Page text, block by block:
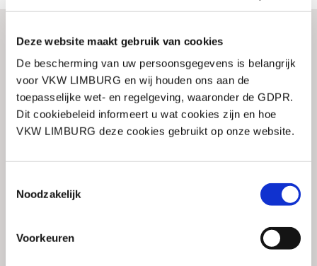
Deze website maakt gebruik van cookies
De bescherming van uw persoonsgegevens is belangrijk
voor VKW LIMBURG en wij houden ons aan de
toepasselijke wet- en regelgeving, waaronder de GDPR.
Dit cookiebeleid informeert u wat cookies zijn en hoe
VKW LIMBURG deze cookies gebruikt op onze website.
Noodzakelijk
Voorkeuren
© 2026 VKW Limburg
Gebruiksvoorwaarden
Gegevensbeschermingsbeleid
Cookiebeleid
Contact
+32 11 24 94 11
Adres